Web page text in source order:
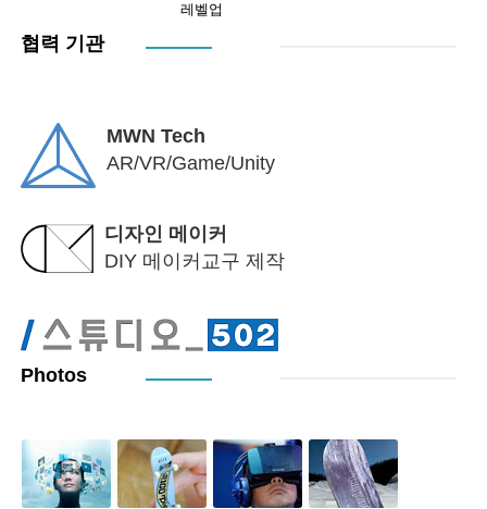
레벨업
협력 기관
MWN Tech
AR/VR/Game/Unity
디자인 메이커
DIY 메이커교구 제작
Photos